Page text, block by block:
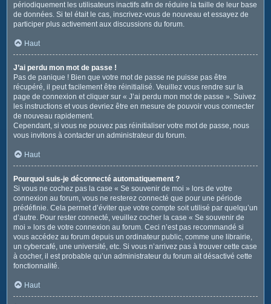
périodiquement les utilisateurs inactifs afin de réduire la taille de leur base
de données. Si tel était le cas, inscrivez-vous de nouveau et essayez de
participer plus activement aux discussions du forum.
Haut
J’ai perdu mon mot de passe !
Pas de panique ! Bien que votre mot de passe ne puisse pas être
récupéré, il peut facilement être réinitialisé. Veuillez vous rendre sur la
page de connexion et cliquer sur « J’ai perdu mon mot de passe ». Suivez
les instructions et vous devriez être en mesure de pouvoir vous connecter
de nouveau rapidement.
Cependant, si vous ne pouvez pas réinitialiser votre mot de passe, nous
vous invitons à contacter un administrateur du forum.
Haut
Pourquoi suis-je déconnecté automatiquement ?
Si vous ne cochez pas la case « Se souvenir de moi » lors de votre
connexion au forum, vous ne resterez connecté que pour une période
prédéfinie. Cela permet d’éviter que votre compte soit utilisé par quelqu’un
d’autre. Pour rester connecté, veuillez cocher la case « Se souvenir de
moi » lors de votre connexion au forum. Ceci n’est pas recommandé si
vous accédez au forum depuis un ordinateur public, comme une librairie,
un cybercafé, une université, etc. Si vous n’arrivez pas à trouver cette case
à cocher, il est probable qu’un administrateur du forum ait désactivé cette
fonctionnalité.
Haut